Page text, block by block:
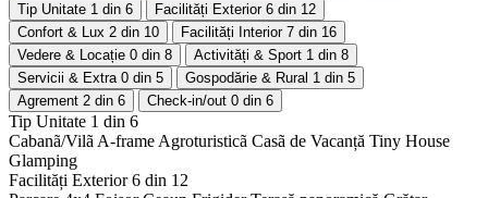
Tip Unitate 1 din 6 Facilități Exterior 6 din 12
Confort & Lux 2 din 10 Facilități Interior 7 din 16
Vedere & Locație 0 din 8 Activități & Sport 1 din 8
Servicii & Extra 0 din 5 Gospodărie & Rural 1 din 5
Agrement 2 din 6 Check-in/out 0 din 6
Tip Unitate 1 din 6
Cabanã/Vilã A-frame Agroturisticã Casã de Vacanță Tiny House
Glamping
Facilități Exterior6 din 12